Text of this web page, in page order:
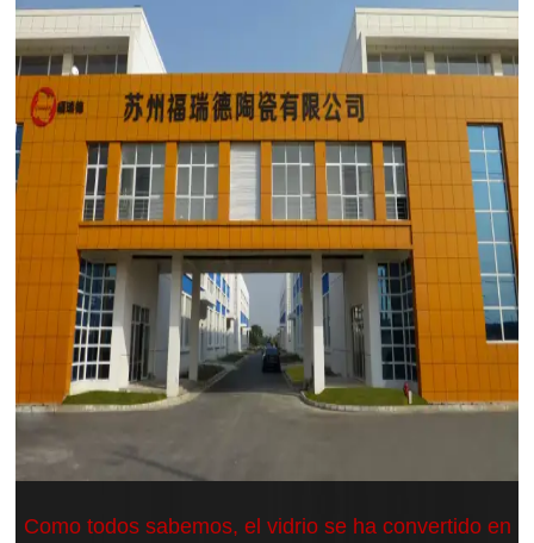
Como todos sabemos, el vidrio se ha convertido en